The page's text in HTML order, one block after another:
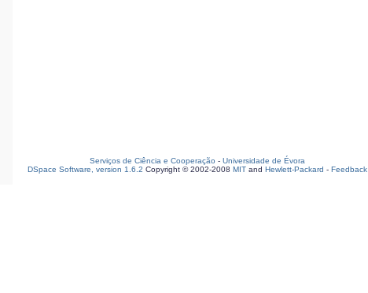
Serviços de Ciência e Cooperação - Universidade de Évora
DSpace Software, version 1.6.2 Copyright © 2002-2008 MIT and Hewlett-Packard - Feedback